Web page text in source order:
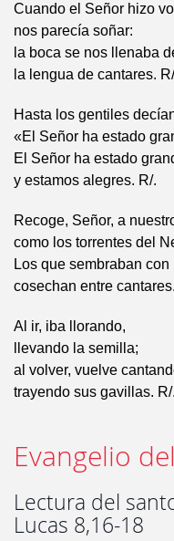
Cuando el Señor hizo
nos parecía soñar:
la boca se nos llenaba
la lengua de cantares.
Hasta los gentiles
«El Señor ha estado
El Señor ha estado
y estamos alegres. R/.
Recoge, Señor, a
como los torrentes del
Los que sembraban
cosechan entre
Al ir, iba llorando,
llevando la semilla;
al volver, vuelve
trayendo sus gavillas. R/.
Evangelio
Lectura del
Lucas 8,16-18